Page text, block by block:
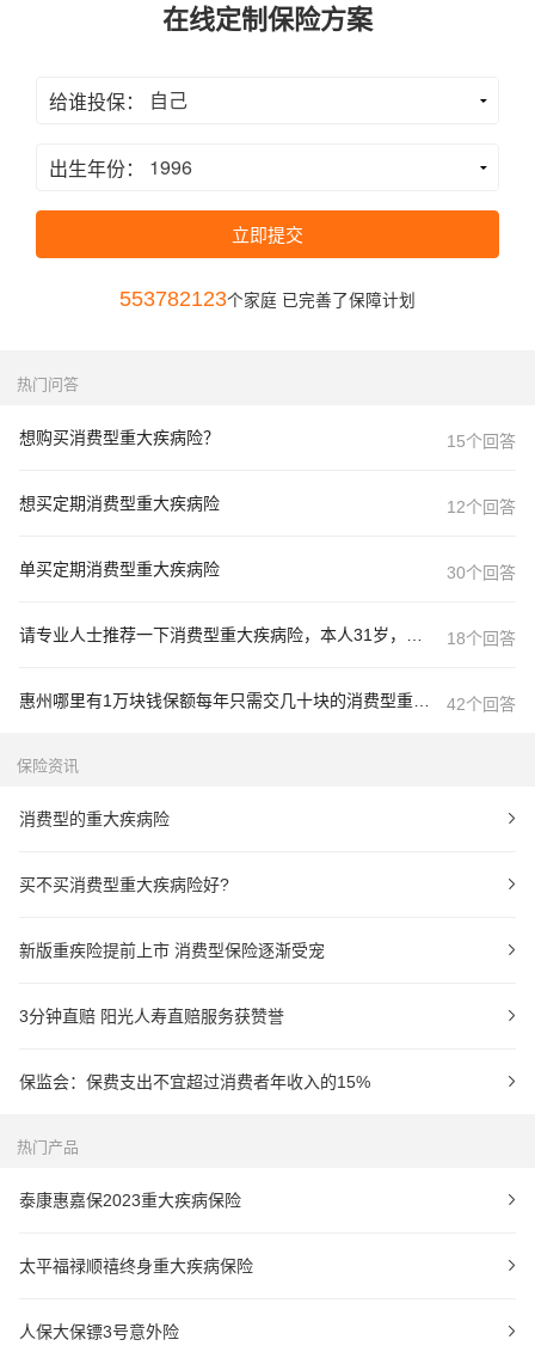
在线定制保险方案
给谁投保：
出生年份：
立即提交
553782123个家庭 已完善了保障计划
热门问答
15个回答
想购买消费型重大疾病险？
12个回答
想买定期消费型重大疾病险
30个回答
单买定期消费型重大疾病险
18个回答
42个回答
保险资讯
消费型的重大疾病险
买不买消费型重大疾病险好?
新版重疾险提前上市 消费型保险逐渐受宠
3分钟直赔 阳光人寿直赔服务获赞誉
保监会：保费支出不宜超过消费者年收入的15%
热门产品
泰康惠嘉保2023重大疾病保险
太平福禄顺禧终身重大疾病保险
人保大保镖3号意外险